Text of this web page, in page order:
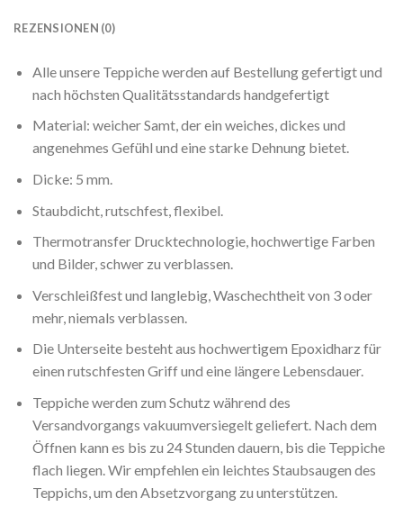
REZENSIONEN (0)
Alle unsere Teppiche werden auf Bestellung gefertigt und
nach höchsten Qualitätsstandards handgefertigt
Material: weicher Samt, der ein weiches, dickes und
angenehmes Gefühl und eine starke Dehnung bietet.
Dicke: 5 mm.
Staubdicht, rutschfest, flexibel.
Thermotransfer Drucktechnologie, hochwertige Farben
und Bilder, schwer zu verblassen.
Verschleißfest und langlebig, Waschechtheit von 3 oder
mehr, niemals verblassen.
Die Unterseite besteht aus hochwertigem Epoxidharz für
einen rutschfesten Griff und eine längere Lebensdauer.
Teppiche werden zum Schutz während des
Versandvorgangs vakuumversiegelt geliefert. Nach dem
Öffnen kann es bis zu 24 Stunden dauern, bis die Teppiche
flach liegen. Wir empfehlen ein leichtes Staubsaugen des
Teppichs, um den Absetzvorgang zu unterstützen.